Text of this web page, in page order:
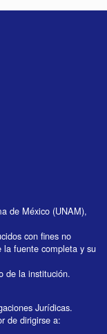
de México (UNAM),
con fines no
la fuente completa y su
de la institución.
Jurídicas.
de dirigirse a: